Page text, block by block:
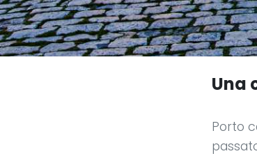
Una
Porto